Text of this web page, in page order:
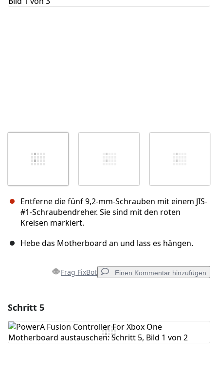
Entferne die fünf 9,2-mm-Schrauben mit einem JIS-
#1-Schraubendreher. Sie sind mit den roten
Kreisen markiert.
Hebe das Motherboard an und lass es hängen.
Frag FixBot Einen Kommentar hinzufügen
Kommentar hinzufügen
Schritt 5